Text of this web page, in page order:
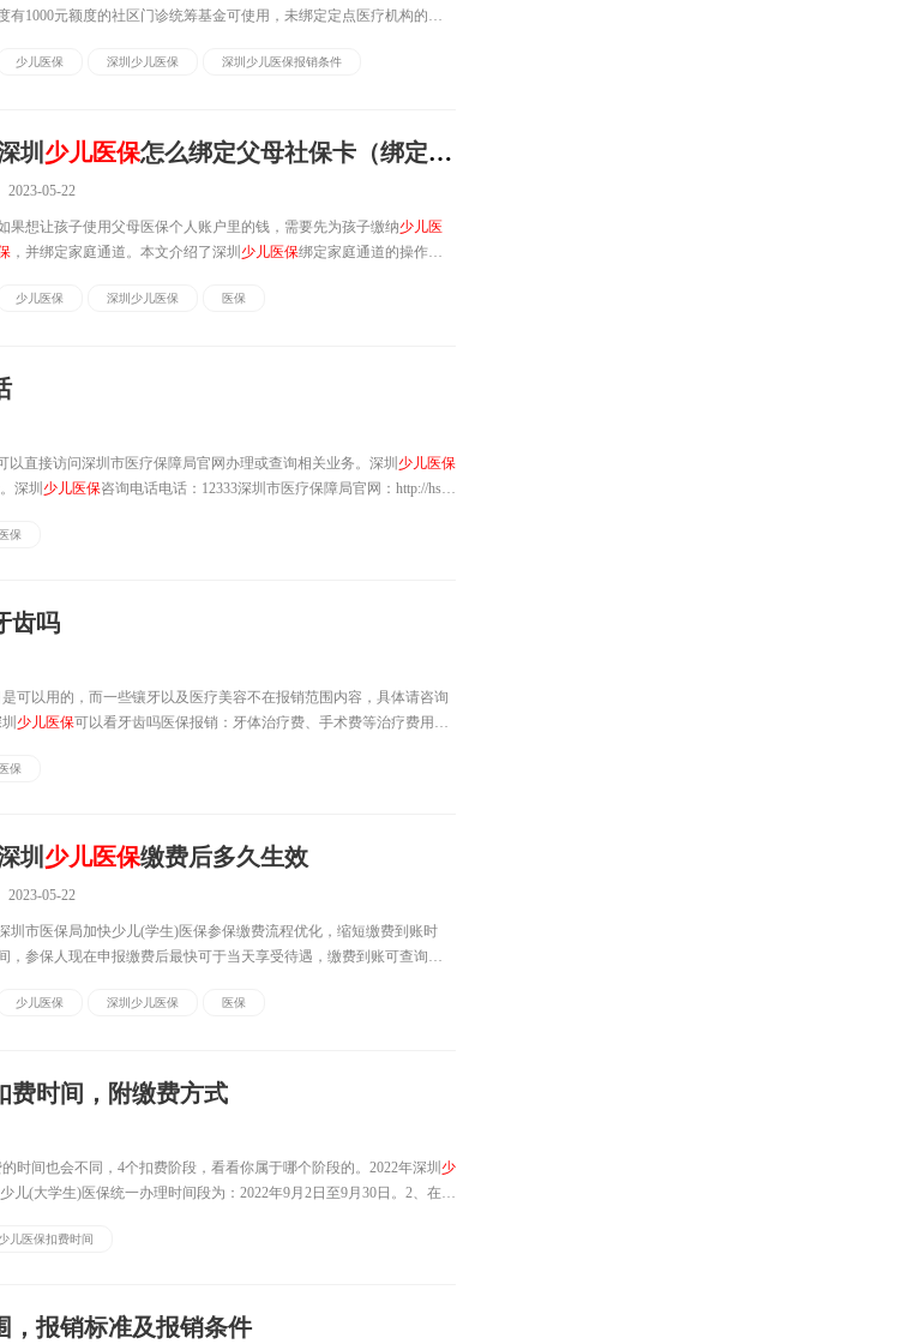
有1000元额度的社区门诊统筹基金可使用，未绑定定点医疗机构的无
深圳少儿医保
门诊可以报销吗参保少儿的普通门诊在绑定的定点医疗机
少儿医保 深圳少儿医保 深圳少儿医保报销条件
圳 少儿医保怎么绑定父母社保卡（绑定家庭通道操作指南图解）
2023-05-22
果想让孩子使用父母医保个人账户里的钱，需要先为孩子缴纳少儿医
，并绑定家庭通道。本文介绍了深圳 少儿医保绑定家庭通道的操作指
母社保卡首先需要注意一点的是：深圳少儿医保
少儿医保 深圳少儿医保 医保
以直接访问深圳市医疗保障局官网办理或查询相关业务。深圳 少儿医保
深圳 少儿医保咨询电话电话：12333深圳市医疗保障局官网：http://hsa.
医保
齿吗
可以用的，而一些镶牙以及医疗美容不在报销范围内容，具体请咨询
少儿医保可以看牙齿吗医保报销：牙体治疗费、手术费等治疗费用目
医保
圳 少儿医保缴费后多久生效
2023-05-22
圳市医保局加快少儿(学生)医保参保缴费流程优化，缩短缴费到账时
，参保人现在申报缴费后最快可于当天享受待遇，缴费到账可查询时
行。深圳少儿医保缴费后多久生效为了及时有效解决参保人的诉求，深
少儿医保 深圳少儿医保 医保
费时间，附缴费方式
时间也会不同，4个扣费阶段，看看你属于哪个阶段的。2022年深圳 少
儿(大学生)医保统一办理时间段为：2022年9月2日至9月30日。2、在统
少儿医保扣费时间
，报销标准及报销条件